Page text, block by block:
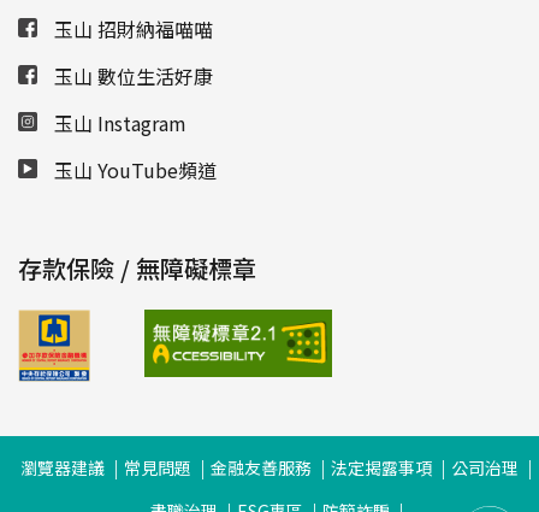
玉山 招財納福喵喵
玉山 數位生活好康
玉山 Instagram
玉山 YouTube頻道
存款保險 / 無障礙標章
瀏覽器建議 常見問題 金融友善服務 法定揭露事項
公司治理